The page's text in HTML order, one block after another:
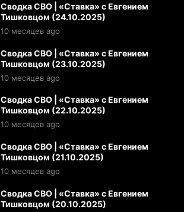
Сводка СВО | «Ставка» с Евгением
Тишковцом (24.10.2025)
10 месяцев ago
Сводка СВО | «Ставка» с Евгением
Тишковцом (23.10.2025)
10 месяцев ago
Сводка СВО | «Ставка» с Евгением
Тишковцом (22.10.2025)
10 месяцев ago
Сводка СВО | «Ставка» с Евгением
Тишковцом (21.10.2025)
10 месяцев ago
Сводка СВО | «Ставка» с Евгением
Тишковцом (20.10.2025)